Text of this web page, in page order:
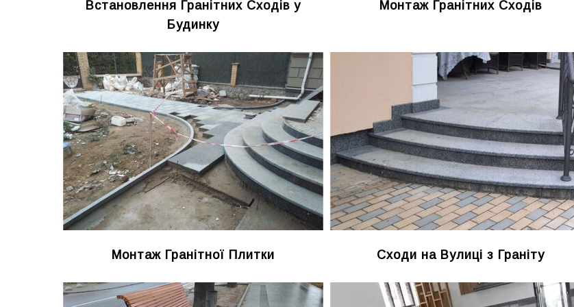
Встановлення Гранітних Сходів у
Будинку
Монтаж Гранітних Сходів
Монтаж Гранітної Плитки Сходи на Вулиці з Граніту